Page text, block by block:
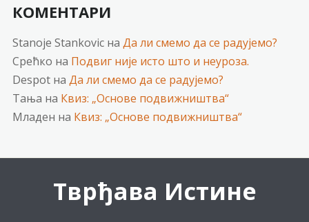
КОМЕНТАРИ
Stanoje Stankovicна Да ли смемо да се радујемо?
Срећко на Подвиг није исто што и неуроза.
Despotна Да ли смемо да се радујемо?
Тања на Квиз: „Основе подвижништва“
Младен на Квиз: „Основе подвижништва“
Тврђава Истине